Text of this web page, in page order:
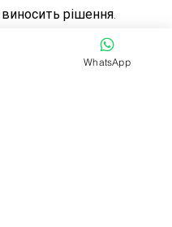
виносить рішення.
інтереси
ставить питання
WhatsApp